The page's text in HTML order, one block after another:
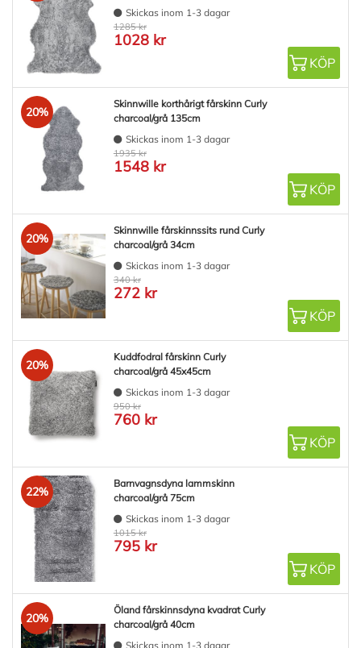
Skickas inom 1-3 dagar
1285 kr
1028 kr
KÖP
20%
Skinnwille korthårigt fårskinn Curly
charcoal/grå 135cm
Skickas inom 1-3 dagar
1935 kr
1548 kr
KÖP
20%
Skinnwille fårskinnssits rund Curly
charcoal/grå 34cm
Skickas inom 1-3 dagar
340 kr
272 kr
KÖP
20%
Kuddfodral fårskinn Curly
charcoal/grå 45x45cm
Skickas inom 1-3 dagar
950 kr
760 kr
KÖP
22%
Barnvagnsdyna lammskinn
charcoal/grå 75cm
Skickas inom 1-3 dagar
1015 kr
795 kr
KÖP
20%
Öland fårskinnsdyna kvadrat Curly
charcoal/grå 40cm
Skickas inom 1-3 dagar